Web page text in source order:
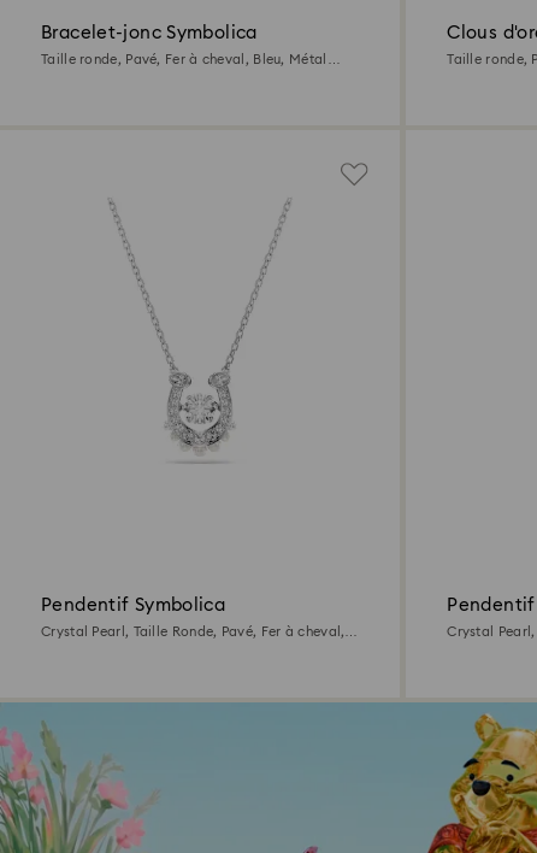
Bracelet-jonc Symbolica
Taille ronde, Pavé, Fer à cheval, Bleu, Métal
Clous
Taille ronde,
Pendentif Symbolica
Crystal Pearl, Taille Ronde, Pavé, Fer à cheval,
Crystal Pearl,